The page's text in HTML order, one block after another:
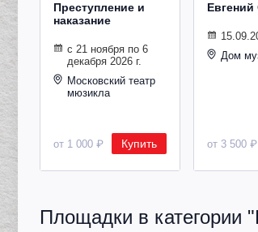
Преступление и
наказание
с 21 ноября по 6
декабря 2026 г.
Московский театр
мюзикла
от 1 000 ₽ Купить
Евгений
Дом
от 3 500 ₽
Площадки в категории